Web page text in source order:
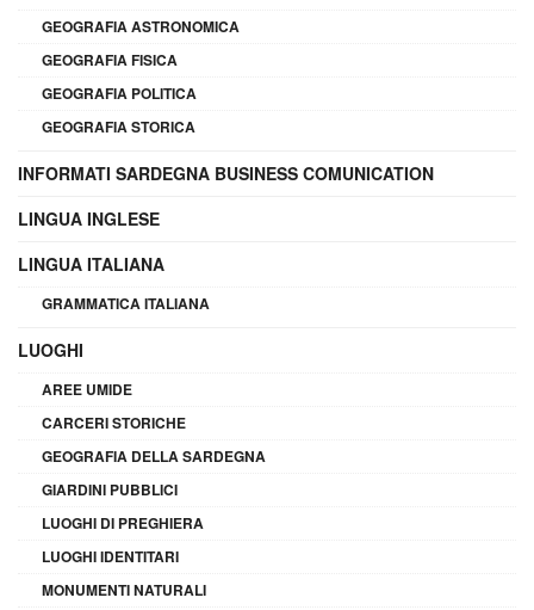
GEOGRAFIA ASTRONOMICA
GEOGRAFIA FISICA
GEOGRAFIA POLITICA
GEOGRAFIA STORICA
INFORMATI SARDEGNA BUSINESS COMUNICATION
LINGUA INGLESE
LINGUA ITALIANA
GRAMMATICA ITALIANA
LUOGHI
AREE UMIDE
CARCERI STORICHE
GEOGRAFIA DELLA SARDEGNA
GIARDINI PUBBLICI
LUOGHI DI PREGHIERA
LUOGHI IDENTITARI
MONUMENTI NATURALI